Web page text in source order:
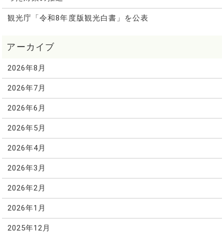
観光庁「令和8年度版観光白書」を公表
2026年8月
2026年7月
2026年6月
2026年5月
2026年4月
2026年3月
2026年2月
2026年1月
2025年12月